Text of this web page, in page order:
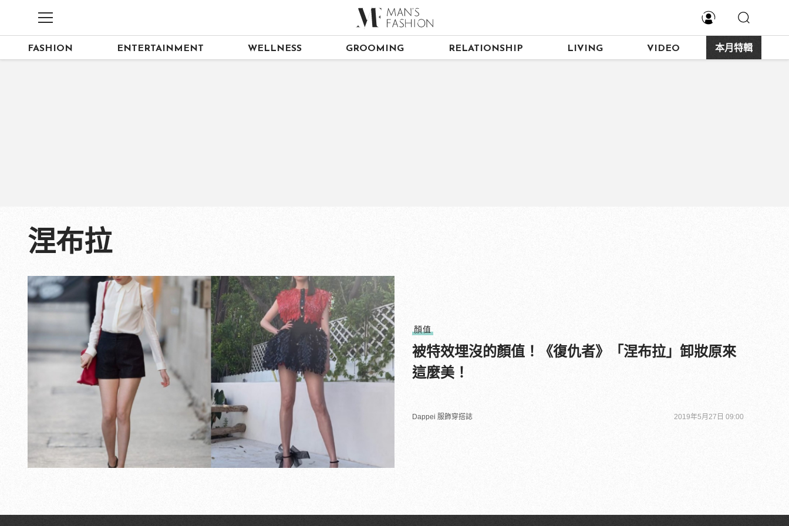
FASHION ENTERTAINMENT WELLNESS GROOMING RELATIONSHIP LIVING VIDEO 本月特輯
涅布拉
顏值
被特效埋沒的顏值！《復仇者》「涅布拉」卸妝原來
這麼美！
Dappei 服飾穿搭誌 2019年5月27日 09:00